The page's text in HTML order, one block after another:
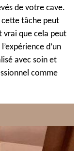
de votre cave.
tâche peut
vrai que cela peut
d’un
avec soin et
comme